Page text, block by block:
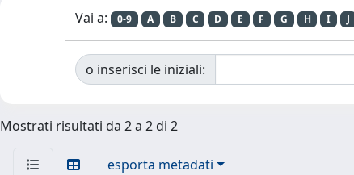
Vai a: 0-9 A B C D E F G H I J
o inserisci le iniziali:
Mostrati risultati da 2 a 2 di 2
esporta metadati